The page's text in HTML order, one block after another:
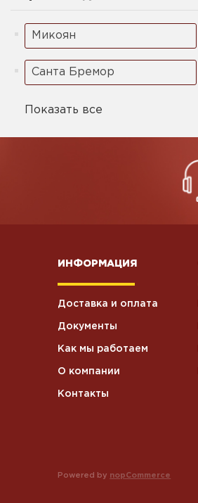
Микоян
Санта Бремор
Показать все
ИНФОРМАЦИЯ
Доставка и оплата
Документы
Как мы работаем
О компании
Контакты
Powered by nopCommerce